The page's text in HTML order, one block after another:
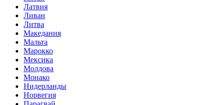
Латвия
Ливан
Литва
Македания
Мальта
Марокко
Мексика
Молдова
Монако
Нидерланды
Норвегия